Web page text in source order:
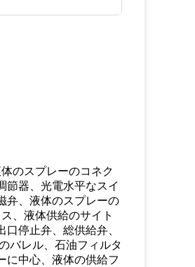
のスプレーのコネク
節器、光電水平なスイ
弁、液体のスプレーの
、液体供給のサイト
停止弁、総供給弁、
バレル、石油フィルタ
に中心、液体の供給フ